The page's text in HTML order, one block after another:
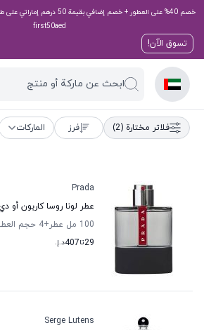
خصم 40% على العطور + خصم
first50aed
تسوق الآن!
ابحث عن ماركة أو منتج
فلاتر مختارة (2) فرز الماركات
Prada
عطر لونا روسا كاربون أو
100 مل عطر
+4
حجم
29تا407د.إ.
Serge Lutens